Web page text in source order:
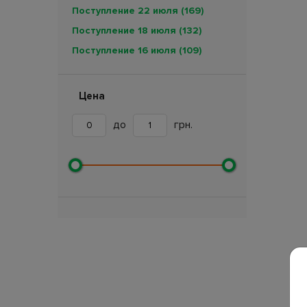
Поступление 22 июля (169)
Поступление 18 июля (132)
Поступление 16 июля (109)
Поступление 7 июля
Поступление 4 июля (113)
Поступление 30 июня(226)
Цена
до грн.